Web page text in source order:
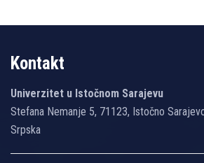
Kontakt
Univerzitet u Istočnom Sarajevu
Stefana Nemanje 5, 71123, Istočno
Srpska